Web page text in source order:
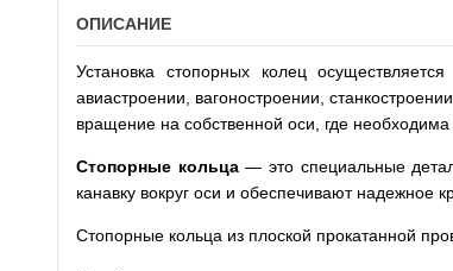
ОПИСАНИЕ
Установка стопорных колец
авиастроении, вагоностроении,
вращение на собственной оси, где
Стопорные кольца— это специальные
канавку вокруг оси и обеспечивают надежное
Стопорные кольца из плоской прокатанной